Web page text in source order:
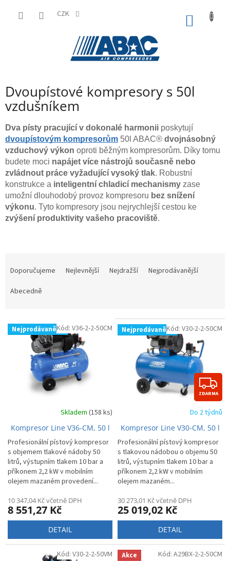
CZK
Dvoupístové kompresory s 50l
vzdušníkem
Dva písty pracující v dokonalé harmonii poskytují
dvoupístovým kompresorům 50l ABAC® dvojnásobný
vzduchový výkon oproti běžným kompresorům. Díky tomu
budete moci napájet více nástrojů současně nebo
zvládnout práce vyžadující vysoký tlak. Robustní
konstrukce a inteligentní chladicí mechanismy zase
umožní dlouhodobý provoz kompresoru bez snížení
výkonu. Tyto kompresory jsou nejrychlejší cestou ke
zvýšení produktivity vašeho pracoviště.
p
r
Doporučujeme Nejlevnější Nejdražší
Nejprodávanější
Abecedně
V
ý
k
t
ů
Nejprodávanější
Skladem (158 ks)
Kompresor Line V36-CM, 50 l
Profesionální pístový kompresor
s objemem tlakové nádoby 50
litrů, výstupním tlakem 10 bar a
příkonem 2,2 kW v mobilním
olejem mazaném provedení...
10 347,04 Kč včetně DPH
8 551,27 Kč
DETAIL
Kód: V36-2-2-50CM Nejprodávanější
Z
D
A
R
ZDARMA
Do 2 týdnů
Kompresor Line V30-CM, 50 l
Profesionální pístový kompresor
s tlakovou nádobou o objemu 50
litrů, výstupním tlakem 10 bar a
příkonem 2,2 kW v mobilním
olejem mazaném...
30 273,01 Kč včetně DPH
25 019,02 Kč
DETAIL
Kód: V30-2-2-50CM
Kód: V30-2-2-50VM Akce Kód: A29BX-2-2-50CM